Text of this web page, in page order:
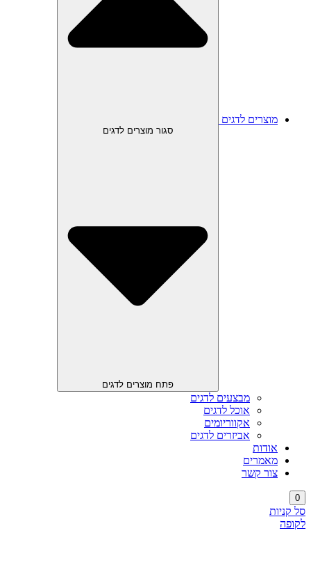
מוצרים לדגים
סגור מוצרים לדגים
פתח מוצרים לדגים
מבצעים לדגים
אוכל לדגים
אקווריומים
אביזרים לדגים
אודות
מאמרים
צור קשר
0
סל קניות
לקופה